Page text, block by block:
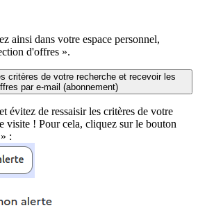
ainsi dans votre espace personnel,
d'offres ».
critères de votre recherche et recevoir les
par e-mail (abonnement)
évitez de ressaisir les critères de votre
visite ! Pour cela, cliquez sur le bouton
: